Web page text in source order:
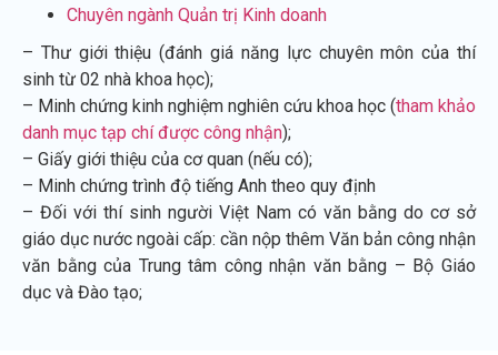
Chuyên ngành Quản trị Kinh doanh
– Thư giới thiệu (đánh giá năng lực chuyên môn của thí
sinh từ 02 nhà khoa học);
– Minh chứng kinh nghiệm nghiên cứu khoa học (tham khảo
danh mục tạp chí được công nhận);
– Giấy giới thiệu của cơ quan (nếu có);
– Minh chứng trình độ tiếng Anh theo quy định
– Đối với thí sinh người Việt Nam có văn bằng do cơ sở
giáo dục nước ngoài cấp: cần nộp thêm Văn bản công nhận
văn bằng của Trung tâm công nhận văn bằng – Bộ Giáo
dục và Đào tạo;